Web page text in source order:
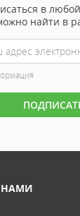
в
найти в
НАМИ